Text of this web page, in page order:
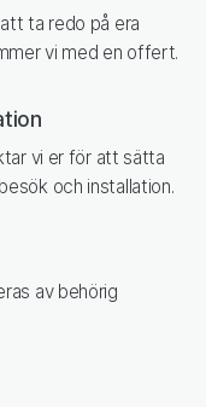
ta redo på era
vi med en offert.
vi er för att sätta
och installation.
av behörig